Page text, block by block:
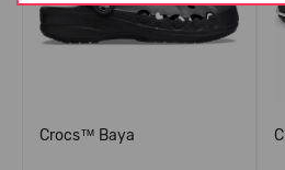
Crocs™ Baya